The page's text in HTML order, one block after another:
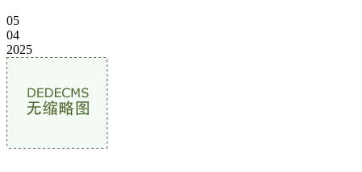
05
04
2025